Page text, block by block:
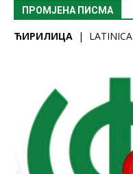
ПРОМЈЕНА ПИСМА
ЋИРИЛИЦА | LATINICA